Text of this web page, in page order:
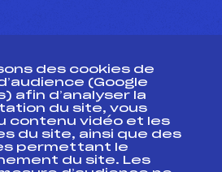
des cookies de
(Google
afin d’analyser la
du site, vous
contenu vidéo et les
du site, ainsi que des
permettant le
du site. Les